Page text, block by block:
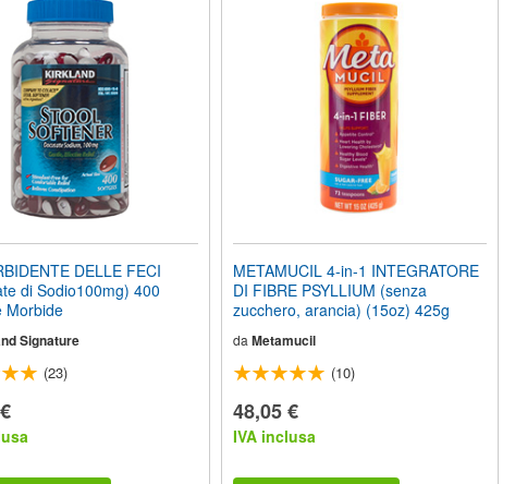
DELLE FECI
di Sodio100mg) 400
Morbide
Signature
(23)
METAMUCIL 4-in-1 INTEGRATORE
DI FIBRE PSYLLIUM (senza
zucchero, arancia) (15oz) 425g
da Metamucil
(10)
48,05 €
IVA inclusa